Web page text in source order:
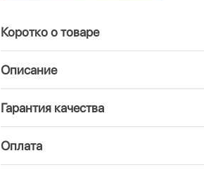
Коротко о товаре
Описание
Гарантия качества
Оплата